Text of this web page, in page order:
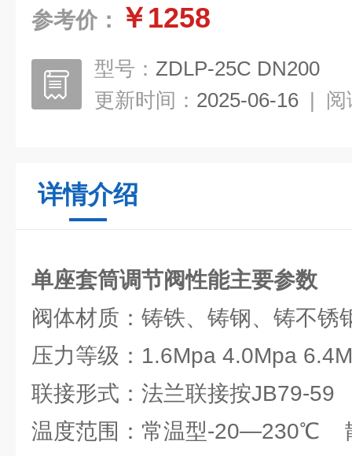
参考价： ￥1258
型号： ZDLP-25C DN200
更新时间： 2025-06-16 | 阅
详情介绍
单座套筒调节阀性能主要参数
阀体材质：铸铁、铸钢、铸不锈
压力等级：1.6Mpa 4.0Mpa
联接形式：法兰联接按JB79-59
温度范围：常温型-20—230℃